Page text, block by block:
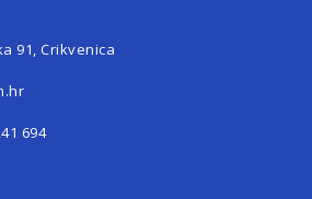
91, Crikvenica
694